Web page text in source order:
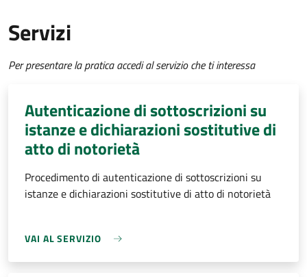
Servizi
Per presentare la pratica accedi al servizio che ti interessa
Autenticazione di sottoscrizioni su
istanze e dichiarazioni sostitutive di
atto di notorietà
Procedimento di autenticazione di sottoscrizioni su
istanze e dichiarazioni sostitutive di atto di notorietà
VAI AL SERVIZIO